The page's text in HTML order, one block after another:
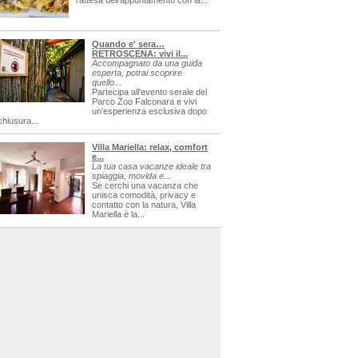
Quando e' sera…
RETROSCENA: vivi il...
Accompagnato da una guida
esperta, potrai scoprire
quello...
Partecipa all'evento serale del
Parco Zoo Falconara e vivi
un'esperienza esclusiva dopo
Villa Mariella: relax, comfort
e...
La tua casa vacanze ideale tra
spiaggia, movida e...
Se cerchi una vacanza che
unisca comodità, privacy e
contatto con la natura, Villa
Mariella è la...